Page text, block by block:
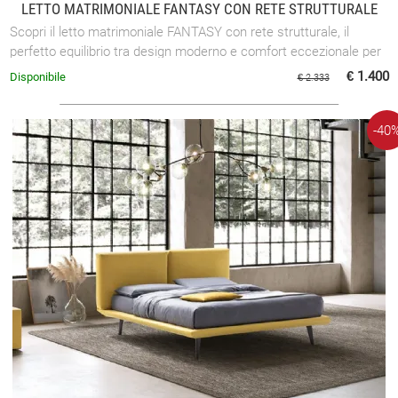
LETTO MATRIMONIALE FANTASY CON RETE STRUTTURALE
Scopri il letto matrimoniale FANTASY con rete strutturale, il
perfetto equilibrio tra design moderno e comfort eccezionale per
la tua zona notte.
€ 2.333 € 1.400
Disponibile
-